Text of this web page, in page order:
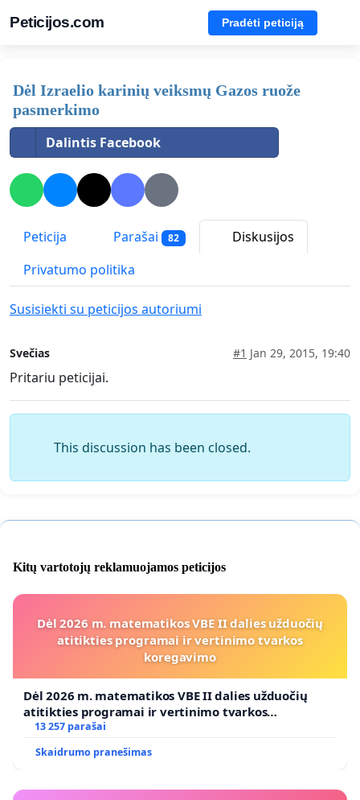
Peticijos.com Pradėti peticiją
Dėl Izraelio karinių veiksmų Gazos ruože
pasmerkimo
Dalintis Facebook
Peticija Parašai 82
Diskusijos
Privatumo politika
Susisiekti su peticijos autoriumi
Svečias #1 Jan 29, 2015, 19:40
Pritariu peticijai.
This discussion has been closed.
Kitų vartotojų reklamuojamos peticijos
Dėl 2026 m. matematikos VBE II dalies užduočių
atitikties programai ir vertinimo tvarkos
koregavimo
Dėl 2026 m. matematikos VBE II dalies užduočių
atitikties programai ir vertinimo tvarkos
koregavimo
13 257 parašai
Skaidrumo pranešimas